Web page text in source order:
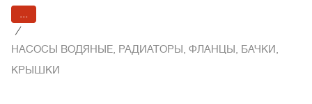
...
/
НАСОСЫ ВОДЯНЫЕ, РАДИАТОРЫ, ФЛАНЦЫ, БАЧКИ,
КРЫШКИ